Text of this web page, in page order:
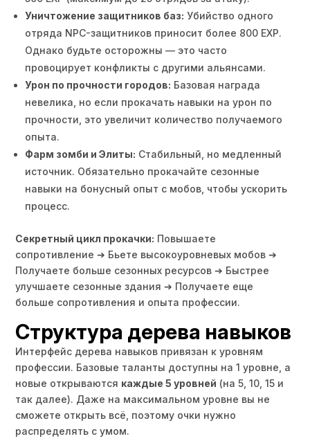
Уничтожение защитников баз: Убийство одного
отряда NPC-защитников приносит более 800 EXP.
Однако будьте осторожны — это часто
провоцирует конфликты с другими альянсами.
Урон по прочности городов: Базовая награда
невелика, но если прокачать навыки на урон по
прочности, это увеличит количество получаемого
опыта.
Фарм зомби и Элиты: Стабильный, но медленный
источник. Обязательно прокачайте сезонные
навыки на бонусный опыт с мобов, чтобы ускорить
процесс.
Секретный цикл прокачки: Повышаете
сопротивление ➔ Бьете высокоуровневых мобов ➔
Получаете больше сезонных ресурсов ➔ Быстрее
улучшаете сезонные здания ➔ Получаете еще
больше сопротивления и опыта профессии.
Структура дерева навыков
Интерфейс дерева навыков привязан к уровням
профессии. Базовые таланты доступны на 1 уровне, а
новые открываются каждые 5 уровней (на 5, 10, 15 и
так далее). Даже на максимальном уровне вы не
сможете открыть всё, поэтому очки нужно
распределять с умом.